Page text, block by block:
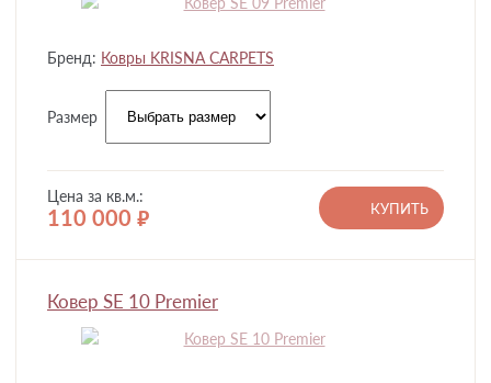
Бренд: Ковры KRISNA CARPETS
Размер
Цена за кв.м.:
110 000 руб.
КУПИТЬ
Ковер SE 10 Premier